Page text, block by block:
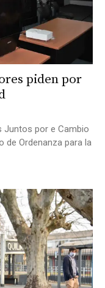
piden por
Juntos por e Cambio
de Ordenanza para la